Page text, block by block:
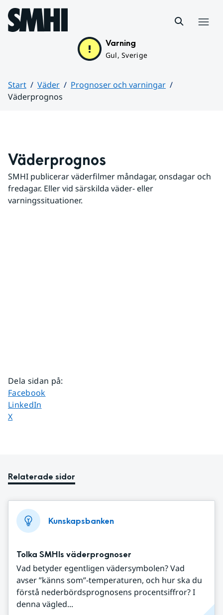
Hoppa till sidans innehåll
Varning
Gul, Sverige
Start Väder
Prognoser och varningar
Väderprognos
Väderprognos
SMHI publicerar väderfilmer måndagar, onsdagar och
fredagar. Eller vid särskilda väder- eller
varningssituationer.
Dela sidan på:
Dela sidan på
Facebook
Dela sidan på
LinkedIn
Dela sidan på
X
Relaterade sidor
Kunskapsbanken
Tolka SMHIs väderprognoser
Vad betyder egentligen vädersymbolen? Vad
avser ”känns som”-temperaturen, och hur ska du
förstå nederbördsprognosens procentsiffror? I
denna vägled...